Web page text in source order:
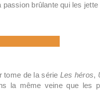
passion brûlante qui les
tome de la série Les héros,
la même veine que les